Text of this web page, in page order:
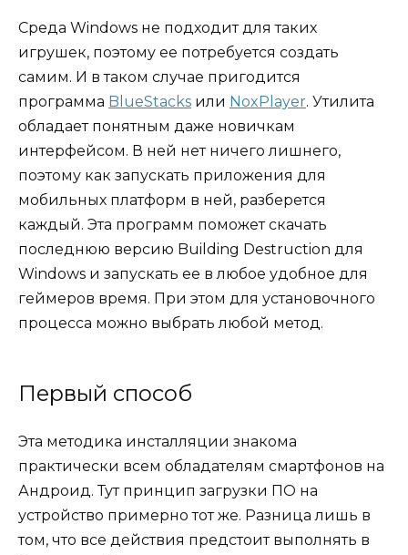
Среда Windows не подходит для таких
игрушек, поэтому ее потребуется создать
самим. И в таком случае пригодится
программа BlueStacks или NoxPlayer. Утилита
обладает понятным даже новичкам
интерфейсом. В ней нет ничего лишнего,
поэтому как запускать приложения для
мобильных платформ в ней, разберется
каждый. Эта программ поможет скачать
последнюю версию Building Destruction для
Windows и запускать ее в любое удобное для
геймеров время. При этом для установочного
процесса можно выбрать любой метод.
Первый способ
Эта методика инсталляции знакома
практически всем обладателям смартфонов на
Андроид. Тут принцип загрузки ПО на
устройство примерно тот же. Разница лишь в
том, что все действия предстоит выполнять в